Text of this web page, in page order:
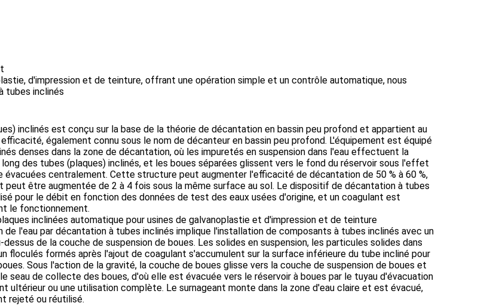
d'impression et de teinture, offrant une opération simple et un contrôle automatique, nous
tubes inclinés
inclinés est conçu sur la base de la théorie de décantation en bassin peu profond et appartient au
également connu sous le nom de décanteur en bassin peu profond. L'équipement est équipé
denses dans la zone de décantation, où les impuretés en suspension dans l'eau effectuent la
des tubes (plaques) inclinés, et les boues séparées glissent vers le fond du réservoir sous l'effet
évacuées centralement. Cette structure peut augmenter l'efficacité de décantation de 50 % à 60 %,
être augmentée de 2 à 4 fois sous la même surface au sol. Le dispositif de décantation à tubes
pour le débit en fonction des données de test des eaux usées d'origine, et un coagulant est
le fonctionnement.
de l'eau par décantation à tubes inclinés implique l'installation de composants à tubes inclinés avec un
dessus de la couche de suspension de boues. Les solides en suspension, les particules solides dans
floculés formés après l'ajout de coagulant s'accumulent sur la surface inférieure du tube incliné pour
Sous l'action de la gravité, la couche de boues glisse vers la couche de suspension de boues et
seau de collecte des boues, d'où elle est évacuée vers le réservoir à boues par le tuyau d'évacuation
ultérieur ou une utilisation complète. Le surnageant monte dans la zone d'eau claire et est évacué,
rejeté ou réutilisé.